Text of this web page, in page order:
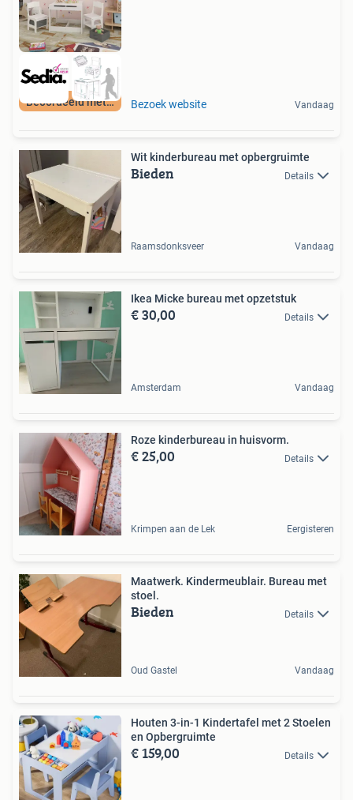
Beoordeeld met 9+ Bezoek website Vandaag
Wit kinderbureau met opbergruimte
Bieden Details
Raamsdonksveer Vandaag
Ikea Micke bureau met opzetstuk
€ 30,00 Details
Amsterdam Vandaag
Roze kinderbureau in huisvorm.
€ 25,00 Details
Krimpen aan de Lek Eergisteren
Maatwerk. Kindermeublair. Bureau met
stoel.
Bieden Details
Oud Gastel Vandaag
Houten 3-in-1 Kindertafel met 2 Stoelen
en Opbergruimte
€ 159,00 Details